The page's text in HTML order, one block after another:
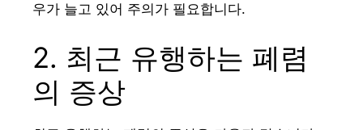
우가 늘고 있어 주의가 필요합니다.
2. 최근 유행하는 폐렴
의 증상